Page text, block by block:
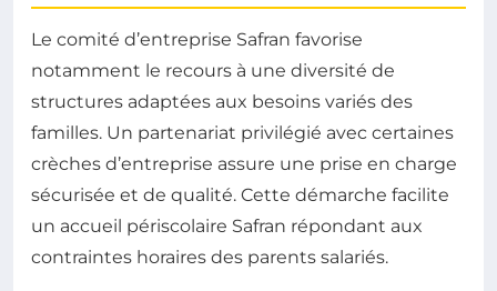
Le comité d’entreprise Safran favorise
notamment le recours à une diversité de
structures adaptées aux besoins variés des
familles. Un partenariat privilégié avec certaines
crèches d’entreprise assure une prise en charge
sécurisée et de qualité. Cette démarche facilite
un accueil périscolaire Safran répondant aux
contraintes horaires des parents salariés.